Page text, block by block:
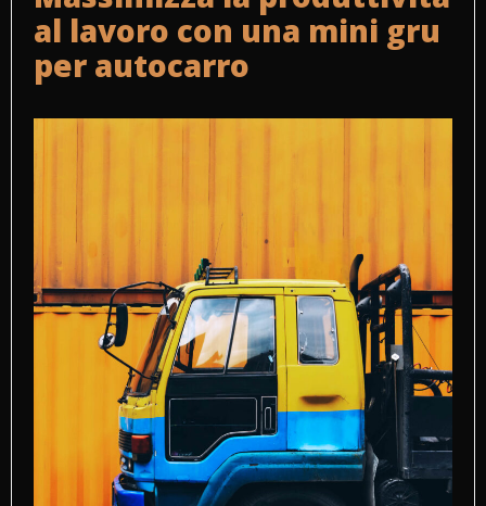
al lavoro con una mini gru
per autocarro